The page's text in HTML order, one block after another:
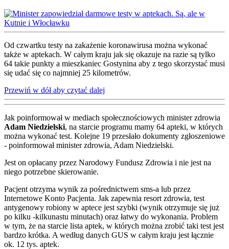
Od czwartku testy na zakażenie koronawirusa można wykonać
także w aptekach. W całym kraju jak się okazuje na razie są tylko
64 takie punkty a mieszkaniec Gostynina aby z tego skorzystać musi
się udać się co najmniej 25 kilometrów.
Przewiń w dół aby czytać dalej
Jak poinformował w mediach społecznościowych minister zdrowia
Adam Niedzielski, na starcie programu mamy 64 apteki, w których
można wykonać test. Kolejne 19 przesłało dokumenty zgłoszeniowe
- poinformował minister zdrowia, Adam Niedzielski.
Jest on opłacany przez Narodowy Fundusz Zdrowia i nie jest na
niego potrzebne skierowanie.
Pacjent otrzyma wynik za pośrednictwem sms-a lub przez
Internetowe Konto Pacjenta. Jak zapewnia resort zdrowia, test
antygenowy robiony w aptece jest szybki (wynik otrzymuje się już
po kilku -kilkunastu minutach) oraz łatwy do wykonania. Problem
w tym, że na starcie lista aptek, w których można zrobić taki test jest
bardzo krótka. A według danych GUS w całym kraju jest łącznie
ok. 12 tys. aptek.